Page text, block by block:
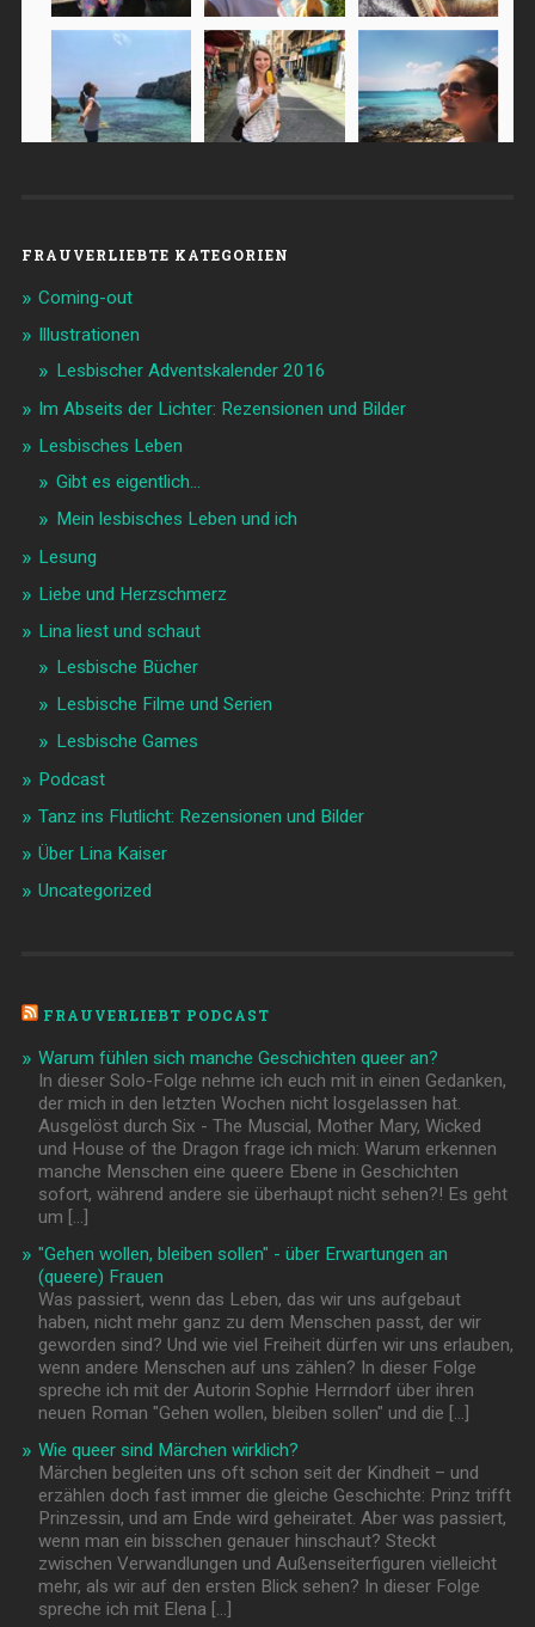
FRAUVERLIEBTE KATEGORIEN
Coming-out
Illustrationen
Lesbischer Adventskalender 2016
Im Abseits der Lichter: Rezensionen und Bilder
Lesbisches Leben
Gibt es eigentlich…
Mein lesbisches Leben und ich
Lesung
Liebe und Herzschmerz
Lina liest und schaut
Lesbische Bücher
Lesbische Filme und Serien
Lesbische Games
Podcast
Tanz ins Flutlicht: Rezensionen und Bilder
Über Lina Kaiser
Uncategorized
FRAUVERLIEBT PODCAST
Warum fühlen sich manche Geschichten queer an?
In dieser Solo-Folge nehme ich euch mit in einen Gedanken,
der mich in den letzten Wochen nicht losgelassen hat.
Ausgelöst durch Six - The Muscial, Mother Mary, Wicked
und House of the Dragon frage ich mich: Warum erkennen
manche Menschen eine queere Ebene in Geschichten
sofort, während andere sie überhaupt nicht sehen?! Es geht
um […]
"Gehen wollen, bleiben sollen" - über Erwartungen an
(queere) Frauen
Was passiert, wenn das Leben, das wir uns aufgebaut
haben, nicht mehr ganz zu dem Menschen passt, der wir
geworden sind? Und wie viel Freiheit dürfen wir uns erlauben,
wenn andere Menschen auf uns zählen? In dieser Folge
spreche ich mit der Autorin Sophie Herrndorf über ihren
neuen Roman "Gehen wollen, bleiben sollen" und die […]
Wie queer sind Märchen wirklich?
Märchen begleiten uns oft schon seit der Kindheit – und
erzählen doch fast immer die gleiche Geschichte: Prinz trifft
Prinzessin, und am Ende wird geheiratet. Aber was passiert,
wenn man ein bisschen genauer hinschaut? Steckt
zwischen Verwandlungen und Außenseiterfiguren vielleicht
mehr, als wir auf den ersten Blick sehen? In dieser Folge
spreche ich mit Elena […]